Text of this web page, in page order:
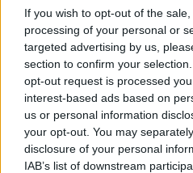
If you wish to opt-out of the
processing of your personal or
targeted advertising by us,
section to confirm your
opt-out request is processed
interest-based ads based on
us or personal information
your opt-out. You may
disclosure of your personal
IAB’s list of downstream